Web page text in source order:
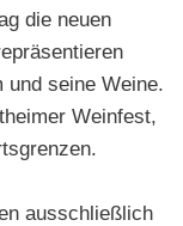
die neuen
und seine Weine.
Weinfest,
ausschließlich